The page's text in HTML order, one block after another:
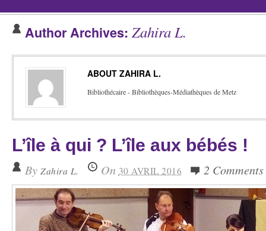
Author Archives: Zahira L.
ABOUT ZAHIRA L.
Bibliothécaire - Bibliothèques-Médiathèques de Metz
L’île à qui ? L’île aux bébés !
By Zahira L. On 30 AVRIL 2016 2 Comments